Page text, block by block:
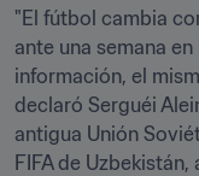
"El fútbol cambia
ante una semana
información, el
declaró Serguéi
antigua Unión
FIFA de